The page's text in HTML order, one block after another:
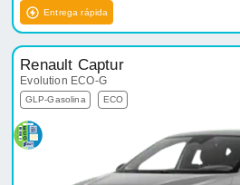
Entrega rápida
Renault Captur
Evolution ECO-G
GLP-Gasolina ECO